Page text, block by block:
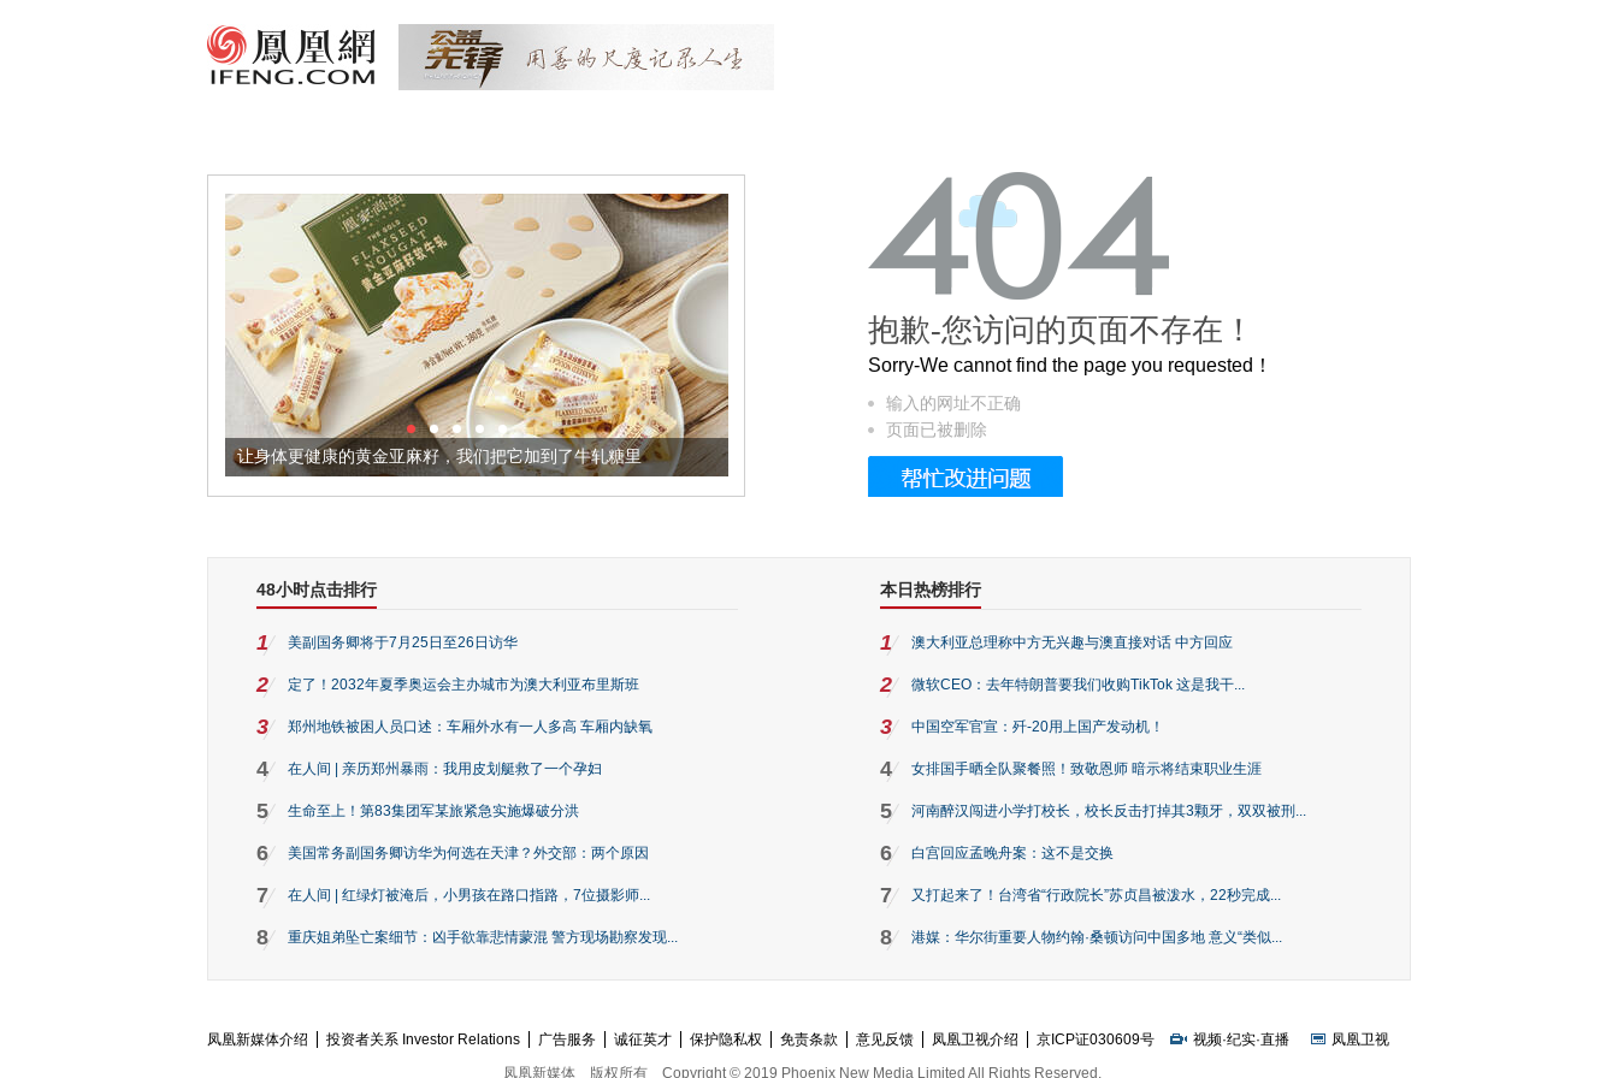
让身体更健康的黄金亚麻籽，我们把它加到了牛轧糖里 被列入佛家七宝的它到底有多美？
抱歉-您访问的页面不存在！
Sorry-We cannot find the page you requested！
输入的网址不正确
页面已被删除
48小时点击排行
1 美副国务卿将于7月25日至26日访华
2 定了！2032年夏季奥运会主办城市为澳大利亚布里斯班
3 郑州地铁被困人员口述：车厢外水有一人多高 车厢内缺氧
4 在人间 | 亲历郑州暴雨：我用皮划艇救了一个孕妇
5 生命至上！第83集团军某旅紧急实施爆破分洪
6 美国常务副国务卿访华为何选在天津？外交部：两个原因
7 在人间 | 红绿灯被淹后，小男孩在路口指路，7位摄影师...
8 重庆姐弟坠亡案细节：凶手欲靠悲情蒙混 警方现场勘察发现...
本日热榜排行
1 澳大利亚总理称中方无兴趣与澳直接对话 中方回应
2 微软CEO：去年特朗普要我们收购TikTok 这是我干...
3 中国空军官宣：歼-20用上国产发动机！
4 女排国手晒全队聚餐照！致敬恩师 暗示将结束职业生涯
5 河南醉汉闯进小学打校长，校长反击打掉其3颗牙，双双被刑...
6 白宫回应孟晚舟案：这不是交换
7 又打起来了！台湾省“行政院长”苏贞昌被泼水，22秒完成...
8 港媒：华尔街重要人物约翰·桑顿访问中国多地 意义“类似...
凤凰新媒体介绍 投资者关系 Investor Relations 广告服务 诚征英才 保护隐私权 免责条款 意见反馈 凤凰卫视介绍 京ICP证030609号 视频·纪实·直播
凤凰卫视
凤凰新媒体
版权所有 Copyright © 2019 Phoenix New Media Limited All Rights Reserved.